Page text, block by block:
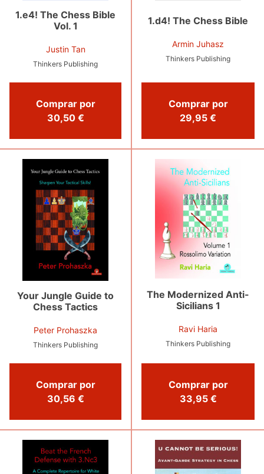
1.e4! The Chess Bible
Vol. 1
Justin Tan
Thinkers Publishing
Comprar por
30,50 €
1.d4! The Chess Bible
Armin Juhasz
Thinkers Publishing
Comprar por
29,95 €
Your Jungle Guide to
Chess Tactics
Peter Prohaszka
Thinkers Publishing
Comprar por
30,56 €
The Modernized Anti-
Sicilians 1
Ravi Haria
Thinkers Publishing
Comprar por
33,95 €